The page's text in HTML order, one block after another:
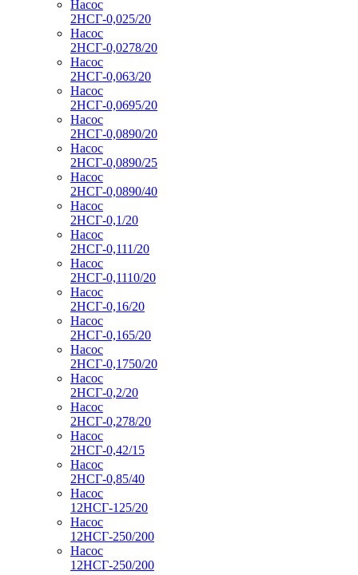
Насос
2НСГ-0,025/20
Насос
2НСГ-0,0278/20
Насос
2НСГ-0,063/20
Насос
2НСГ-0,0695/20
Насос
2НСГ-0,0890/20
Насос
2НСГ-0,0890/25
Насос
2НСГ-0,0890/40
Насос
2НСГ-0,1/20
Насос
2НСГ-0,111/20
Насос
2НСГ-0,1110/20
Насос
2НСГ-0,16/20
Насос
2НСГ-0,165/20
Насос
2НСГ-0,1750/20
Насос
2НСГ-0,2/20
Насос
2НСГ-0,278/20
Насос
2НСГ-0,42/15
Насос
2НСГ-0,85/40
Насос
12НСГ-125/20
Насос
12НСГ-250/200
Насос
12НСГ-250/200